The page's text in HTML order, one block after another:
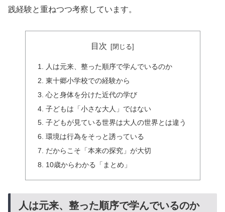
践経験と重ねつつ考察しています。
目次
人は元来、整った順序で学んでいるのか
東十郷小学校での経験から
心と身体を分けた近代の学び
子どもは「小さな大人」ではない
子どもが見ている世界は大人の世界とは違う
環境は行為をそっと誘っている
だからこそ「本来の探究」が大切
10歳からわかる「まとめ」
人は元来、整った順序で学んでいるのか